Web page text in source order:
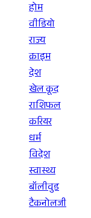
होम
वीडियो
राज्य
क्राइम
देश
खेल कूद
राशिफल
करियर
धर्म
विदेश
स्वास्थ्य
बॉलीवुड
टैकनोलजी